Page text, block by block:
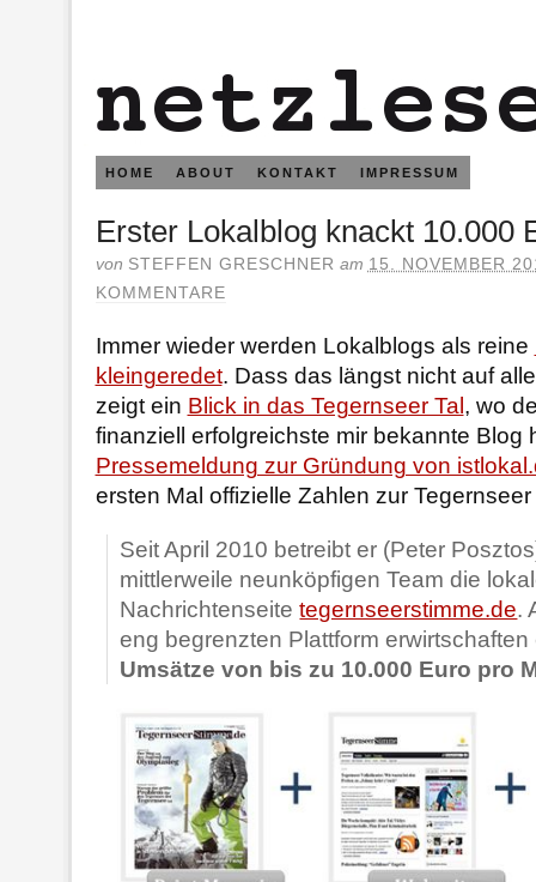
HOME ABOUT KONTAKT IMPRESSUM
Erster Lokalblog knackt 10.000
von STEFFEN GRESCHNER am 15. NOVEMBER
KOMMENTARE
Immer wieder werden Lokalblogs als reine
kleingeredet. Dass das längst nicht auf
zeigt ein Blick in das Tegernseer Tal , wo
finanziell erfolgreichste mir bekannte Blog
Pressemeldung zur Gründung von
ersten Mal offizielle Zahlen zur
Seit April 2010 betreibt er (Peter
mittlerweile neunköpfigen Team die
Nachrichtenseitetegernseerstimme.de.
eng begrenzten Plattform
Umsätze von bis zu 10.000 Euro pro